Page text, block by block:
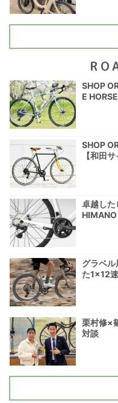
SHOP
E
SHOP
【和田サ
卓越した
グラベ
た1×12
栗村修×
対談